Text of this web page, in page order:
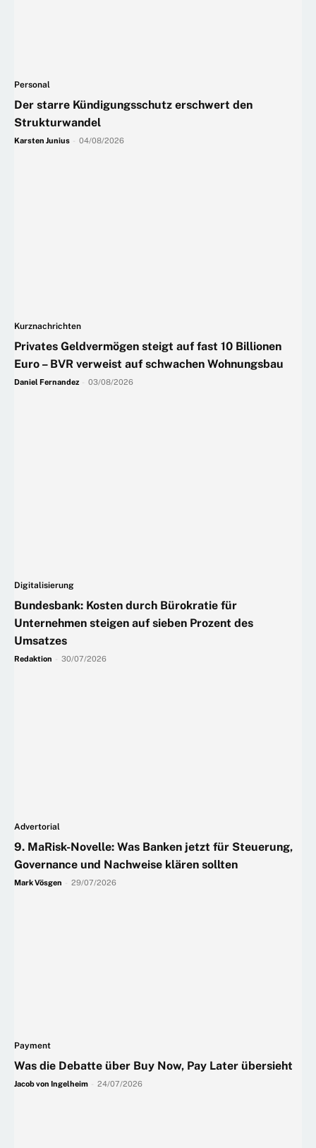
Personal
Der starre Kündigungsschutz erschwert den
Strukturwandel
Karsten Junius 04/08/2026
Kurznachrichten
Privates Geldvermögen steigt auf fast 10 Billionen
Euro – BVR verweist auf schwachen Wohnungsbau
Daniel Fernandez 03/08/2026
Digitalisierung
Bundesbank: Kosten durch Bürokratie für
Unternehmen steigen auf sieben Prozent des
Umsatzes
Redaktion 30/07/2026
Advertorial
9. MaRisk-Novelle: Was Banken jetzt für Steuerung,
Governance und Nachweise klären sollten
Mark Vösgen 29/07/2026
Payment
Was die Debatte über Buy Now, Pay Later übersieht
Jacob von Ingelheim 24/07/2026